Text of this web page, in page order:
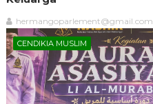
hermangoparlement@gmail.com
CENDIKIA MUSLIM